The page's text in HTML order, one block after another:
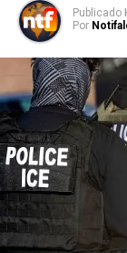
Publicado
Por